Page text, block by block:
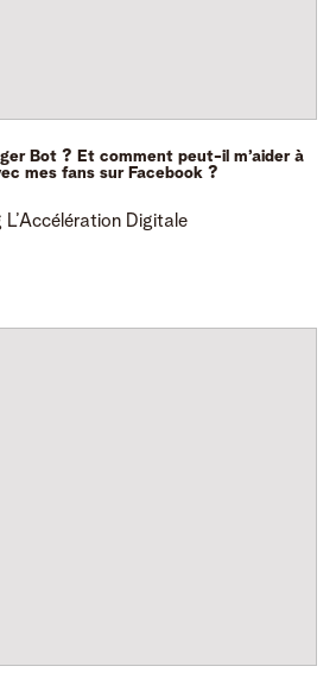
Bot ? Et comment peut-il m’aider à
mes fans sur Facebook ?
L’Accélération Digitale